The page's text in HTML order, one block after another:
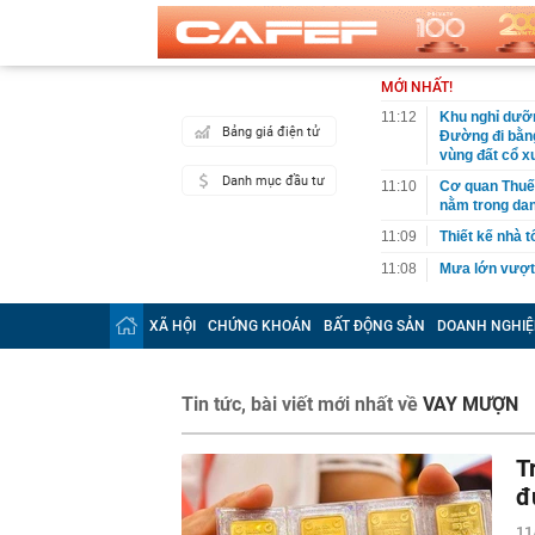
Bảng giá điện tử
Danh mục đầu tư
MỚI NHẤT!
11:12
Khu nghỉ
Đường đi
vùng đất cổ
11:10
Cơ quan
nằm trong
11:09
Thiết kế nhà
11:08
Mưa lớn vượt
11:05
Khách gửi
Trung Quốc
sàn
11:00
Thách thức
phanh ABS
10:59
Áp thấp nhiệt
cao đến 4m
XÃ HỘI CHỨNG KHOÁN BẤT ĐỘNG SẢN DOANH
Tin tức, bài viết mới nhất về VAY MƯỢN